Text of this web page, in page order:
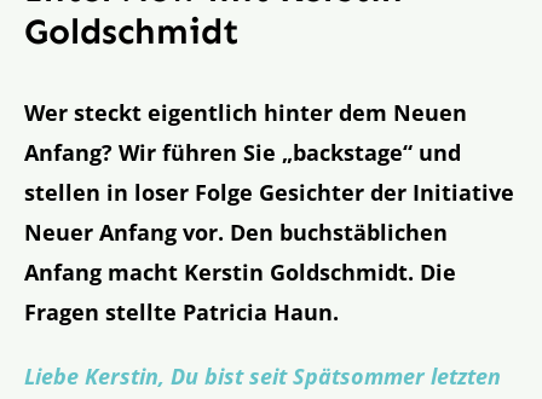
Goldschmidt
Wer steckt eigentlich hinter dem Neuen
Anfang? Wir führen Sie „backstage“ und
stellen in loser Folge Gesichter der Initiative
Neuer Anfang vor. Den buchstäblichen
Anfang macht Kerstin Goldschmidt. Die
Fragen stellte Patricia Haun.
Liebe Kerstin, Du bist seit Spätsommer letzten